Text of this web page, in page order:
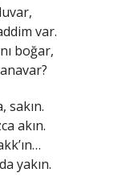
var.
boğar,
sakın.
akın.
yakın.